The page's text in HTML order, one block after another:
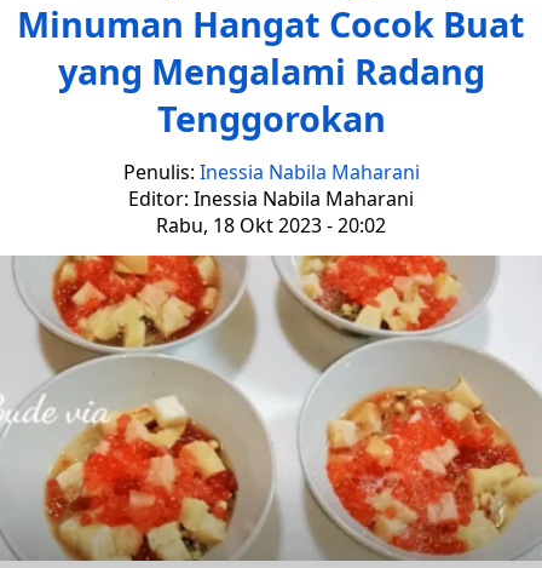
Minuman Hangat Cocok Buat
yang Mengalami Radang
Tenggorokan
Penulis: Inessia Nabila Maharani
Editor: Inessia Nabila Maharani
Rabu, 18 Okt 2023 - 20:02